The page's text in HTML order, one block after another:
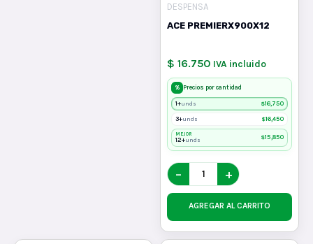
DESPENSA
ACE PREMIERX900X12
$ 16.750 IVA incluido
% Precios por cantidad
1+unds $16,750
3+unds $16,450
MEJOR
12+unds $15,850
− +
AGREGAR AL CARRITO